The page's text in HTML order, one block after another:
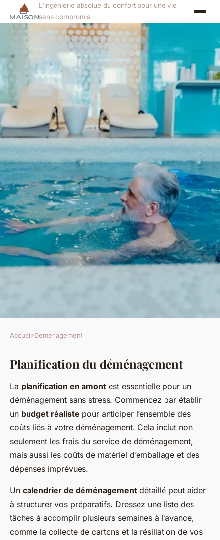
L'ingénierie absolue du confort pour une vie
sans compromis
DEMENAGEMENT
Secrets pour un
Déménagement Économique:
Le Guide Ultime
25 avril 2025 6 min de lecture
Accueil›Demenagement
Planification du déménagement
La planification en amont est essentielle pour un
déménagement sans stress. Commencez par établir
un budget réaliste pour anticiper l’ensemble des
coûts liés à votre déménagement. Cela inclut non
seulement les frais du service de déménagement,
mais aussi les coûts de matériel d’emballage et des
dépenses imprévues.
Un calendrier de déménagement détaillé peut aider
à structurer vos préparatifs. Dressez une liste des
tâches à accomplir plusieurs semaines à l’avance,
comme la collecte de cartons et la résiliation de vos